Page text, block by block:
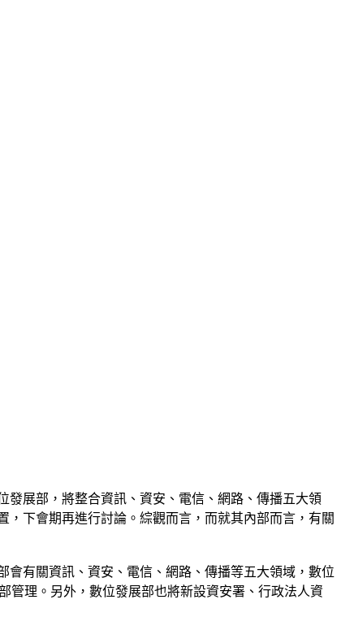
發展部，將整合資訊、資安、電信、網路、傳播五大領
下會期再進行討論。綜觀而言，而就其內部而言，有關
有關資訊、資安、電信、網路、傳播等五大領域，數位
管理。另外，數位發展部也將新設資安署、行政法人資